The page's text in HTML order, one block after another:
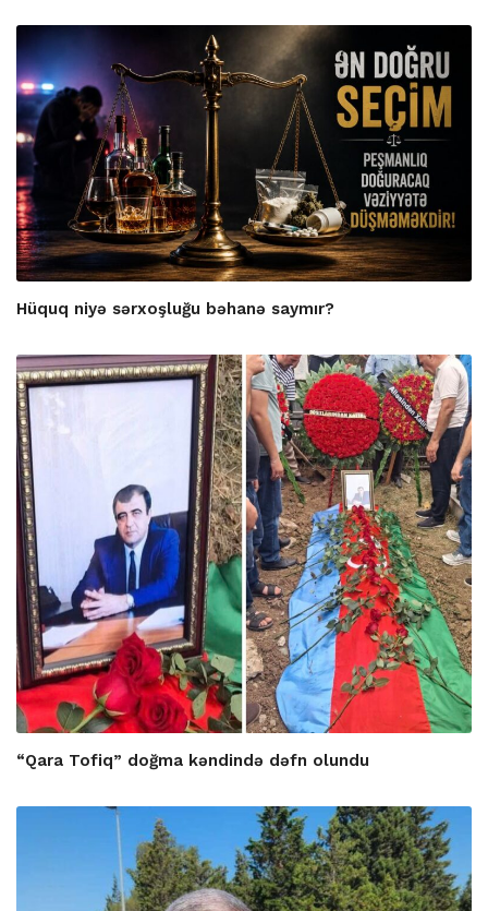
Hüquq niyə sərxoşluğu bəhanə saymır?
“Qara Tofiq” doğma kəndində dəfn olundu